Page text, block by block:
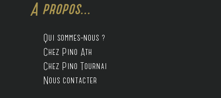
A propos...
Qui sommes-nous ?
Chez Pino Ath
Chez Pino Tournai
Nous contacter